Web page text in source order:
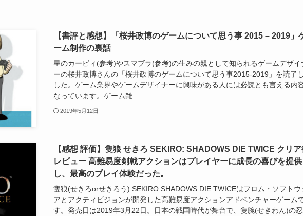
【書評と感想】「桜井政博のゲームについて思う事 2015 – 2019」
ーム制作の裏話
星のカービィ(参考)やスマブラ(参考)の生みの親として知られるゲームデザイ
ーの桜井政博さんの「桜井政博のゲームについて思う事2015-2019」を読了
した。ゲーム業界やゲームデザイナーに興味がある人には必読とも言える内
なっています。ゲーム雑...
2019年5月12日
【感想 評価】隻狼 せきろ SEKIRO: SHADOWS DIE TWICE クリア
レビュー 高難易度剣戟アクションはプレイヤーに成長の喜びを提供
し、最高のプレイ体験だった。
隻狼(せきろorせきろう) SEKIRO:SHADOWS DIE TWICEはフロム・ソフトウ
アとアクティビジョンが開発した高難易度アクションアドベンチャーゲーム
す。発売日は2019年3月22日。日本の戦国時代が舞台で、隻腕(せきわん)の